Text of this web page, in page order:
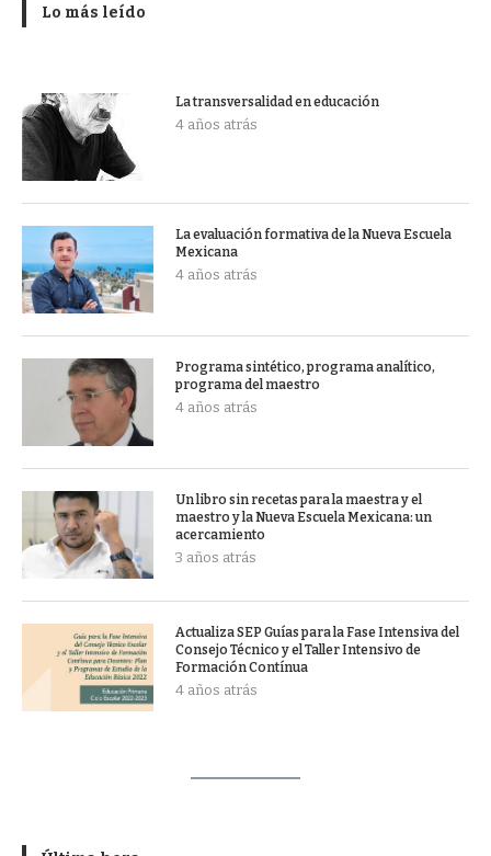
Lo más leído
La transversalidad en educación
4 años atrás
La evaluación formativa de la Nueva Escuela
Mexicana
4 años atrás
Programa sintético, programa analítico,
programa del maestro
4 años atrás
Un libro sin recetas para la maestra y el
maestro y la Nueva Escuela Mexicana: un
acercamiento
3 años atrás
Actualiza SEP Guías para la Fase Intensiva del
Consejo Técnico y el Taller Intensivo de
Formación Contínua
4 años atrás